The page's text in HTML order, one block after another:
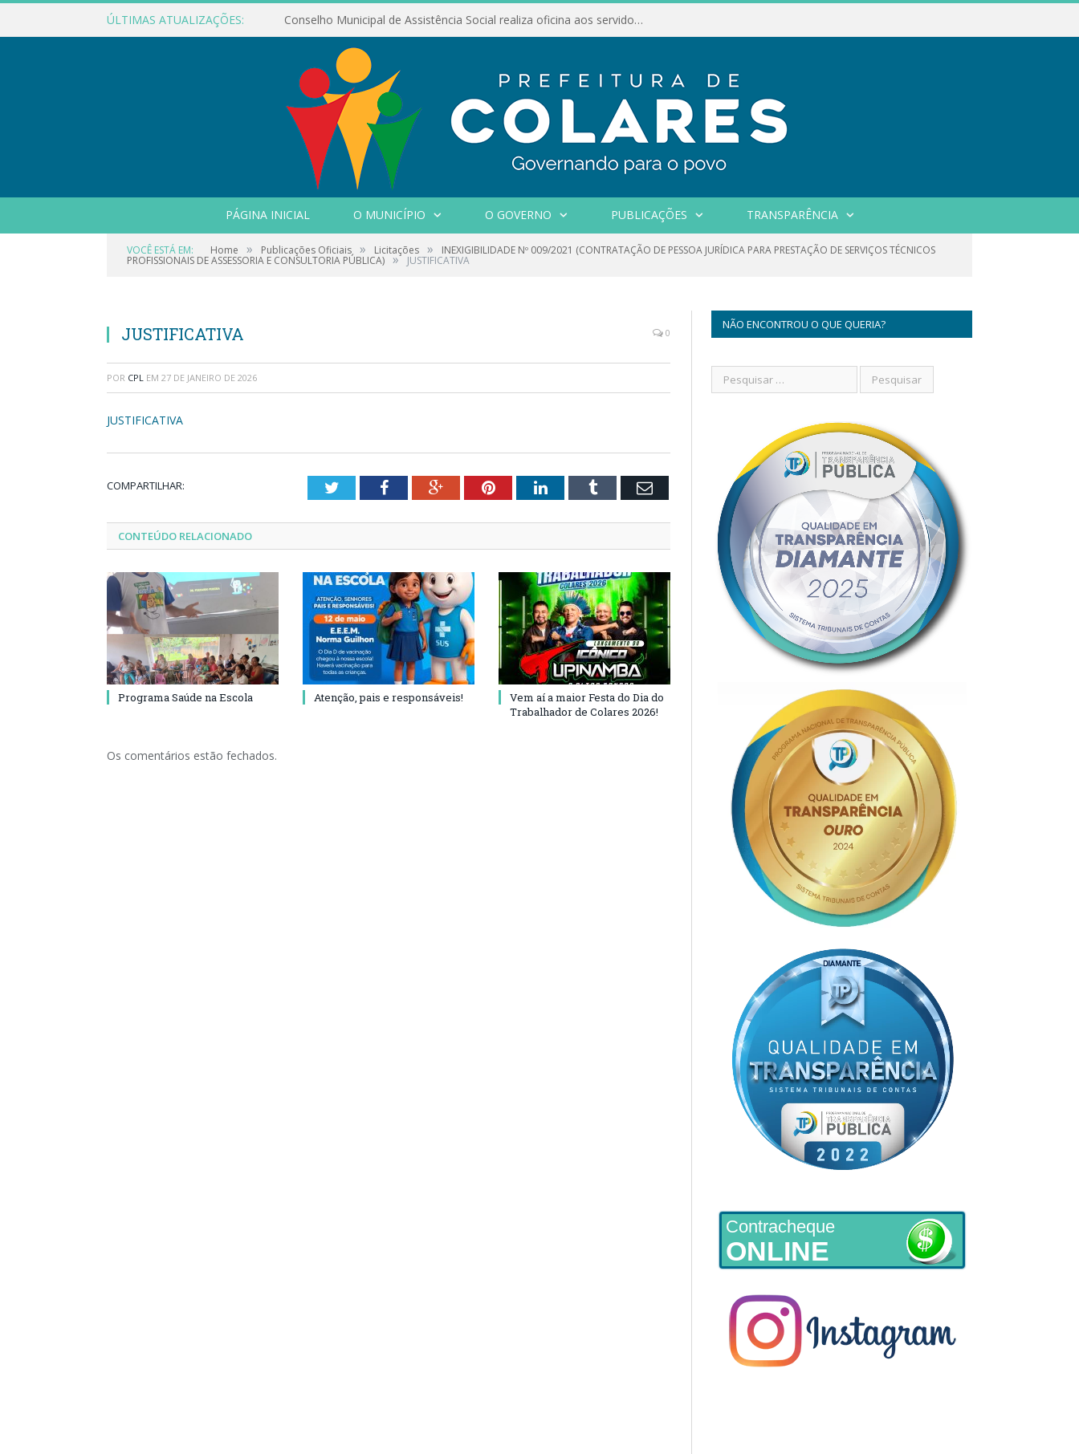
ÚLTIMAS ATUALIZAÇÕES: Conselho Municipal de Assistência Social realiza oficina aos servidores
PÁGINA INICIAL O MUNICÍPIO O GOVERNO PUBLICAÇÕES TRANSPARÊNCIA
VOCÊ ESTÁ EM: Home » Publicações Oficiais » Licitações » INEXIGIBILIDADE Nº 009/2021 (CONTRATAÇÃO DE PESSOA JURÍDICA PARA PRESTAÇÃO DE SERVIÇOS TÉCNICOS
PROFISSIONAIS DE ASSESSORIA E CONSULTORIA PÚBLICA) » JUSTIFICATIVA
JUSTIFICATIVA 0
POR CPL EM 27 DE JANEIRO DE 2026
JUSTIFICATIVA
COMPARTILHAR: TwitterFacebookGoogle+PinterestLinkedInTumblr Email
CONTEÚDO RELACIONADO
Programa Saúde na Escola Atenção, pais e responsáveis!
Vem aí a maior Festa do Dia do
Trabalhador de Colares 2026!
Os comentários estão fechados.
NÃO ENCONTROU O QUE QUERIA?
Contracheque
ONLINE